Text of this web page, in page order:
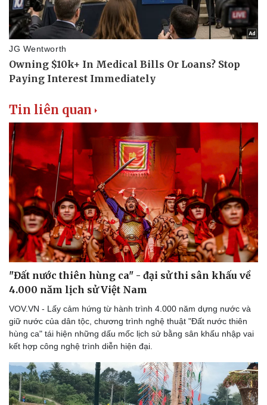
Doanh nghiệp
Doanh nghiệp 24h
Doanh nhân
Vì cộng đồng
Công nghệ
Tin Công nghệ
Trải nghiệm
Chuyển đổi số
Tin liên quan
"Đất nước thiên hùng ca" - đại sử thi sân khấu về
4.000 năm lịch sử Việt Nam
VOV.VN - Lấy cảm hứng từ hành trình 4.000 năm dựng nước và
giữ nước của dân tộc, chương trình nghệ thuật "Đất nước thiên
hùng ca" tái hiện những dấu mốc lịch sử bằng sân khấu nhập vai
kết hợp công nghệ trình diễn hiện đại.